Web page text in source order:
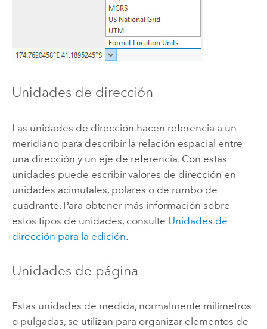
Unidades de dirección
Las unidades de dirección hacen referencia a un
meridiano para describir la relación espacial entre
una dirección y un eje de referencia. Con estas
unidades puede escribir valores de dirección en
unidades acimutales, polares o de rumbo de
cuadrante. Para obtener más información sobre
estos tipos de unidades, consulte Unidades de
dirección para la edición.
Unidades de página
Estas unidades de medida, normalmente milímetros
o pulgadas, se utilizan para organizar elementos de